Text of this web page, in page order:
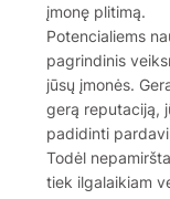
įmonę plitimą.
Potencialiems
pagrindinis
jūsų įmonės.
gerą reputaciją,
padidinti
Todėl
tiek ilgalaikiam